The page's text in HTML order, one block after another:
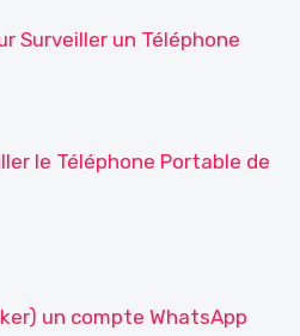
Surveiller un Téléphone
le Téléphone Portable de
un compte WhatsApp